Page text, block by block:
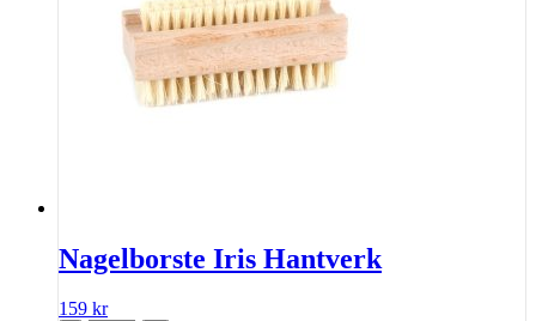
Nagelborste Iris Hantverk
159 kr